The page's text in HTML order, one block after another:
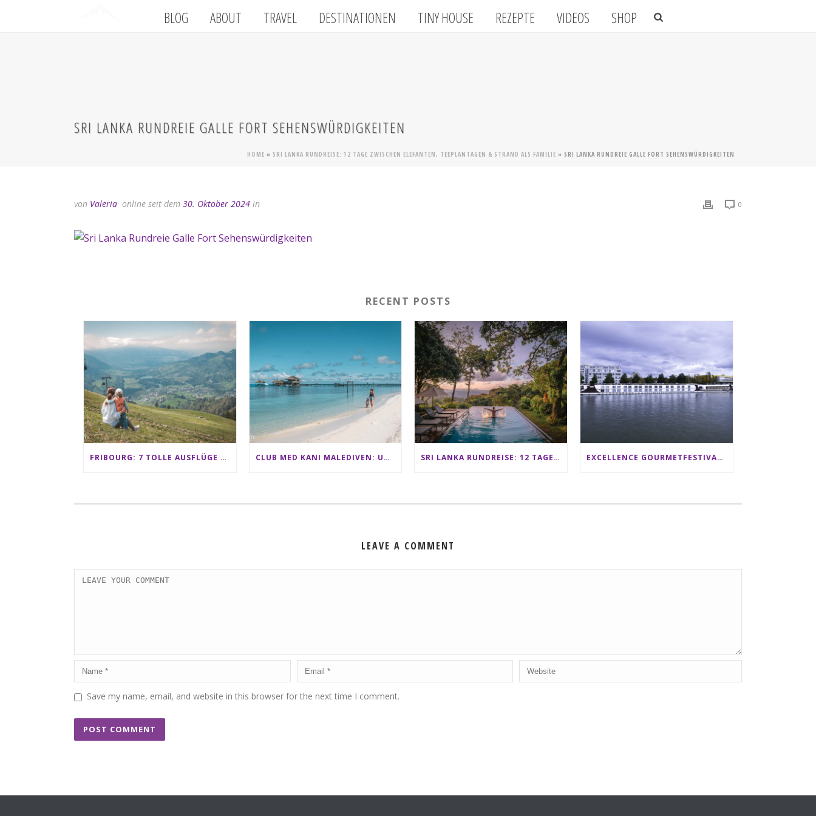
BLOG ABOUT TRAVEL DESTINATIONEN TINY HOUSE REZEPTE VIDEOS SHOP
SRI LANKA RUNDREIE GALLE FORT SEHENSWÜRDIGKEITEN
HOME » SRI LANKA RUNDREISE: 12 TAGE ZWISCHEN ELEFANTEN, TEEPLANTAGEN & STRAND ALS FAMILIE » SRI LANKA RUNDREIE GALLE FORT SEHENSWÜRDIGKEITEN
von Valeria online seit dem 30. Oktober 2024 in 0
RECENT POSTS
FRIBOURG: 7 TOLLE AUSFLÜGE FÜR FAMILIEN VON CHARMEY BIS LES PACCOTS CLUB MED KANI MALEDIVEN: UNSERE ERFAHRUNGEN IM ALL-INCLUSIVE PARADIES SRI LANKA RUNDREISE: 12 TAGE ZWISCHEN ELEFANTEN, TEEPLANTAGEN & STRAND ALS FAMILIE EXCELLENCE GOURMETFESTIVAL ´25: ZWEI STERNEKÖCHE ANTONIO GUIDA & DARIO MORESCO VERWÖHNEN IHRE GÄSTE AUF EINER LUXERIÖSEN SCHIFFSREISE
LEAVE A COMMENT
Save my name, email, and website in this browser for the next time I comment.